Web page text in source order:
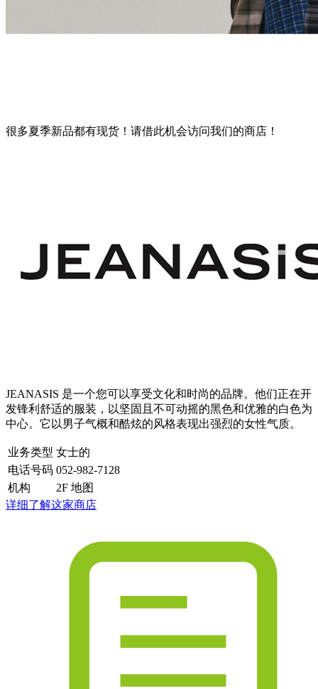
很多夏季新品都有现货！请借此机会访问我们的商店！
JEANASIS 是一个您可以享受文化和时尚的品牌。他们正在开
发锋利舒适的服装，以坚固且不可动摇的黑色和优雅的白色为
中心。它以男子气概和酷炫的风格表现出强烈的女性气质。
业务类型 女士的
电话号码 052-982-7128
机构
2F 地图
详细了解这家商店